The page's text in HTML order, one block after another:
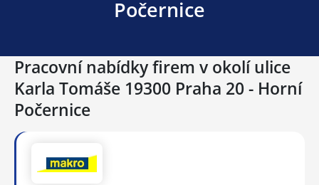
Počernice
Pracovní nabídky firem v okolí ulice
Karla Tomáše 19300 Praha 20 - Horní
Počernice